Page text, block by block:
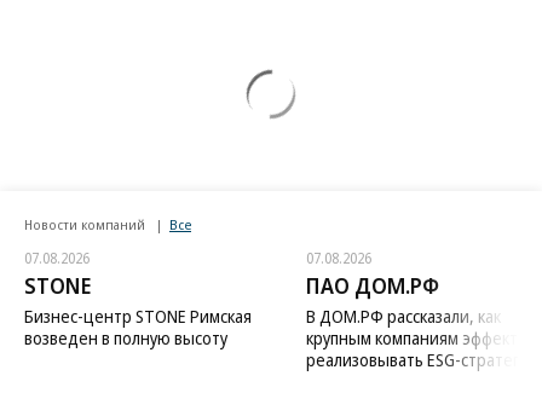
Новости компаний Все
07.08.2026
STONE
Бизнес-центр STONE Римская
возведен в полную высоту
07.08.2026
ПАО ДОМ.РФ
В ДОМ.РФ рассказали, как
крупным компаниям
реализовывать ESG-стратегию